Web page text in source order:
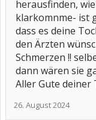
herausfinden,
klarkomnme- ist
dass es deine
den Ärzten
Schmerzen !!
dann wären sie
Aller Gute deiner
26. August 2024